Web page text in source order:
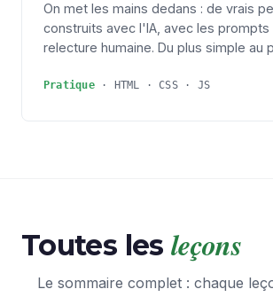
On met les mains dedans : de vrais
construits avec l'IA, avec les prompts
relecture humaine. Du plus simple au
Pratique· HTML · CSS · JS
Toutes les leçons
Le sommaire complet : chaque